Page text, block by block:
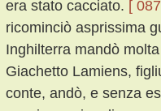
era stato cacciato. [
ricominciò asprissima
Inghilterra mandò
Giachetto Lamiens,
conte, andò, e senza